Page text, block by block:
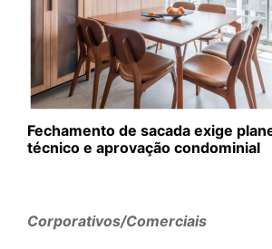
Fechamento de sacada exige
técnico e aprovação condominial
Corporativos/Comerciais